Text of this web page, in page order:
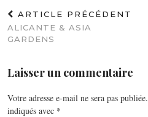
ARTICLE PRÉCÉDENT
ALICANTE & ASIA
GARDENS
Laisser un commentaire
Votre adresse e-mail ne sera pas publiée.
indiqués avec *